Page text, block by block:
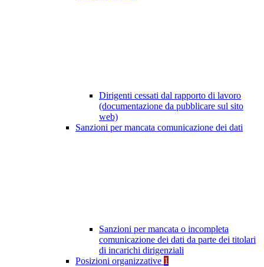
Dirigenti cessati dal rapporto di lavoro
(documentazione da pubblicare sul sito
web)
Sanzioni per mancata comunicazione dei dati
Sanzioni per mancata o incompleta
comunicazione dei dati da parte dei titolari
di incarichi dirigenziali
Posizioni organizzative 1